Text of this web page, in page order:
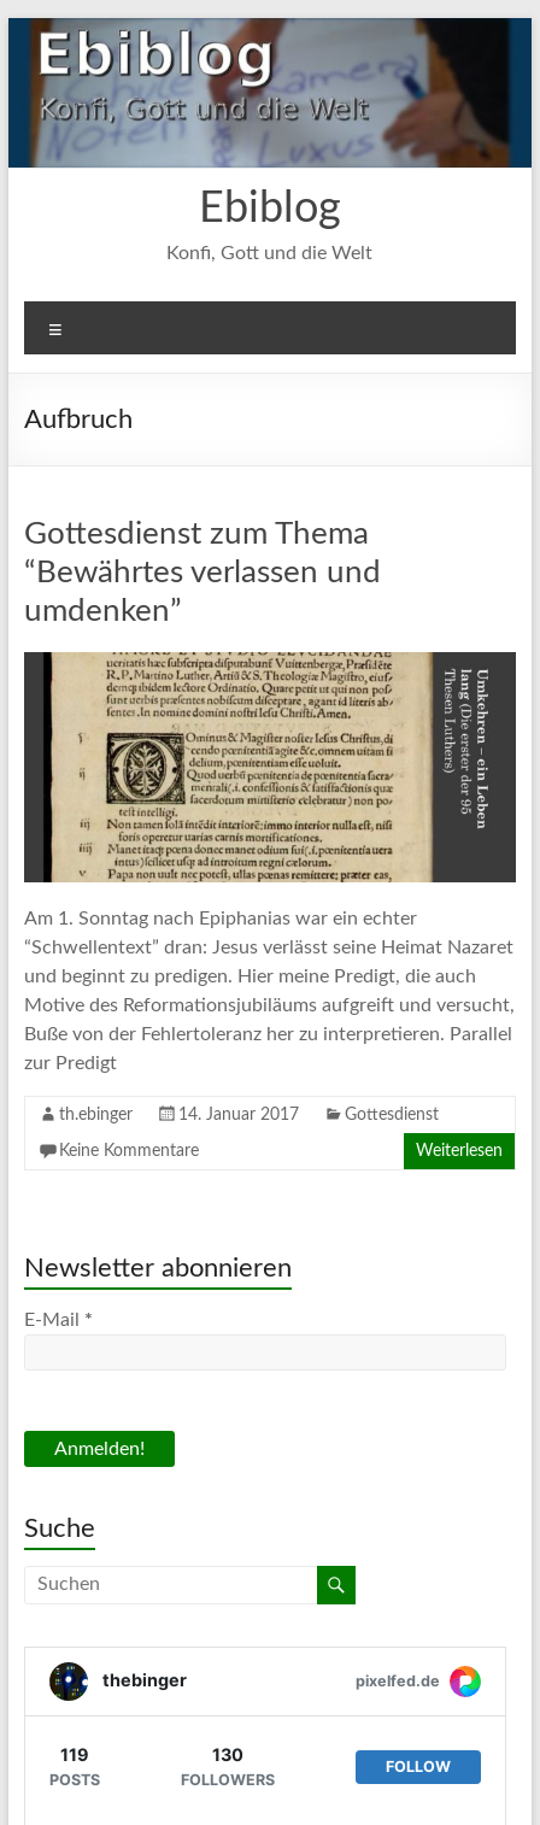
Zum
Inhalt
springen
Ebiblog
Konfi, Gott und die Welt
Aufbruch
Gottesdienst zum Thema
“Bewährtes verlassen und
umdenken”
Am 1. Sonntag nach Epiphanias war ein echter
“Schwellentext” dran: Jesus verlässt seine Heimat Nazaret
und beginnt zu predigen. Hier meine Predigt, die auch
Motive des Reformationsjubiläums aufgreift und versucht,
Buße von der Fehlertoleranz her zu interpretieren. Parallel
zur Predigt
th.ebinger 14. Januar 2017 Gottesdienst
Keine Kommentare Weiterlesen
Newsletter abonnieren
E-Mail *
Suche